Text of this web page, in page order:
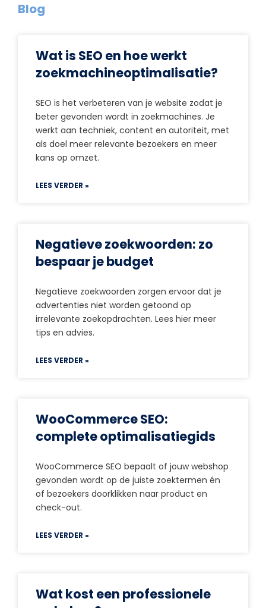
Blog
Wat is SEO en hoe werkt
zoekmachineoptimalisatie?
SEO is het verbeteren van je website zodat je
beter gevonden wordt in zoekmachines. Je
werkt aan techniek, content en autoriteit, met
als doel meer relevante bezoekers en meer
kans op omzet.
LEES VERDER »
Negatieve zoekwoorden: zo
bespaar je budget
Negatieve zoekwoorden zorgen ervoor dat je
advertenties niet worden getoond op
irrelevante zoekopdrachten. Lees hier meer
tips en advies.
LEES VERDER »
WooCommerce SEO:
complete optimalisatiegids
WooCommerce SEO bepaalt of jouw webshop
gevonden wordt op de juiste zoektermen én
of bezoekers doorklikken naar product en
check-out.
LEES VERDER »
Wat kost een professionele